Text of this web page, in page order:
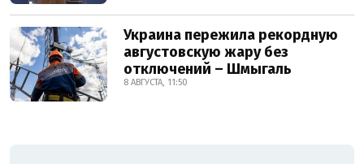
Украина пережила рекордную
августовскую жару без
отключений – Шмыгаль
8 АВГУСТА, 11:50